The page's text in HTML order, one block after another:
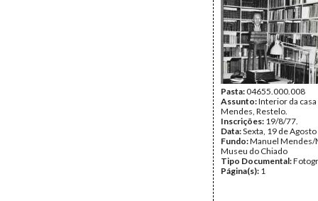
Pasta:04655.000.008
Assunto:Interior da
Mendes, Restelo.
Inscrições: 19/8/77.
Data:Sexta, 19 de
Fundo:Manuel Mendes/
Museu do Chiado
Tipo Documental:
Página(s): 1